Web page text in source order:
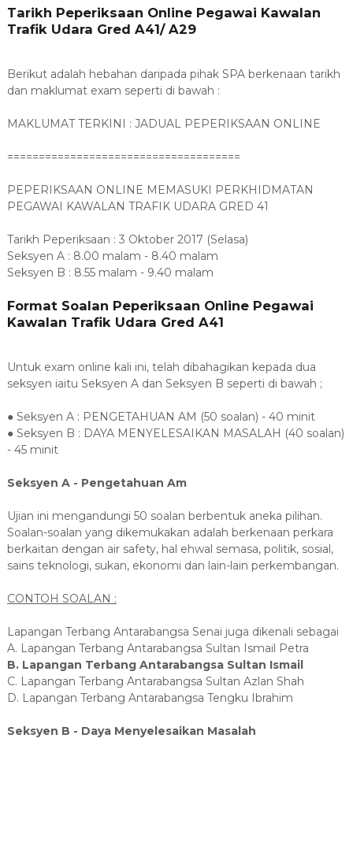
Tarikh Peperiksaan Online Pegawai Kawalan
Trafik Udara Gred A41/ A29
Berikut adalah hebahan daripada pihak SPA berkenaan tarikh
dan maklumat exam seperti di bawah :
MAKLUMAT TERKINI : JADUAL PEPERIKSAAN ONLINE
=====================================
PEPERIKSAAN ONLINE MEMASUKI PERKHIDMATAN
PEGAWAI KAWALAN TRAFIK UDARA GRED 41
Tarikh Peperiksaan : 3 Oktober 2017 (Selasa)
Seksyen A : 8.00 malam - 8.40 malam
Seksyen B : 8.55 malam - 9.40 malam
Format Soalan Peperiksaan Online Pegawai
Kawalan Trafik Udara Gred A41
Untuk exam online kali ini, telah dibahagikan kepada dua
seksyen iaitu Seksyen A dan Seksyen B seperti di bawah ;
● Seksyen A : PENGETAHUAN AM (50 soalan) - 40 minit
● Seksyen B : DAYA MENYELESAIKAN MASALAH (40 soalan)
- 45 minit
Seksyen A - Pengetahuan Am
Ujian ini mengandungi 50 soalan berbentuk aneka pilihan.
Soalan-soalan yang dikemukakan adalah berkenaan perkara
berkaitan dengan air safety, hal ehwal semasa, politik, sosial,
sains teknologi, sukan, ekonomi dan lain-lain perkembangan.
CONTOH SOALAN :
Lapangan Terbang Antarabangsa Senai juga dikenali sebagai
A. Lapangan Terbang Antarabangsa Sultan Ismail Petra
B. Lapangan Terbang Antarabangsa Sultan Ismail
C. Lapangan Terbang Antarabangsa Sultan Azlan Shah
D. Lapangan Terbang Antarabangsa Tengku Ibrahim
Seksyen B - Daya Menyelesaikan Masalah